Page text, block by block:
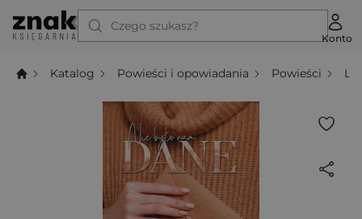
Czego szukasz?
Konto
Katalog Powieści i opowiadania Powieści